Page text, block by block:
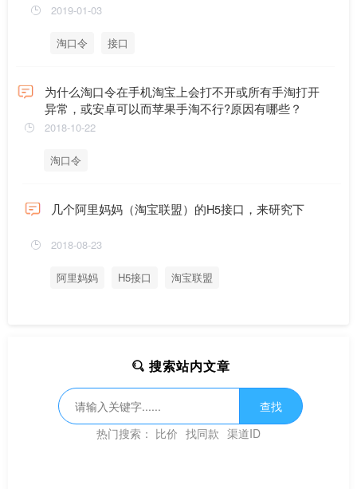
2019-01-03
淘口令 接口
为什么淘口令在手机淘宝上会打不开或所有手淘打开
异常，或安卓可以而苹果手淘不行?原因有哪些？
2018-10-22
淘口令
几个阿里妈妈（淘宝联盟）的H5接口，来研究下
2018-08-23
阿里妈妈 H5接口 淘宝联盟
搜索站内文章
查找
热门搜索： 比价 找同款 渠道ID